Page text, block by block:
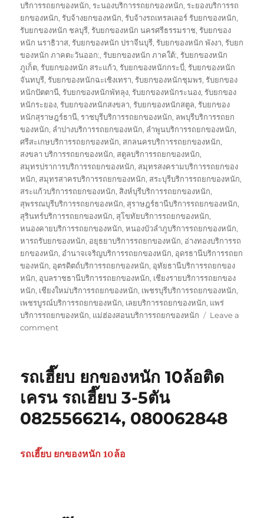
บริการรถยกของหนัก,ระนองบริการรถยกของหนัก,ระยองบริการรถ
ยกของหนัก,รับจ้างยกของหนัก,รับจ้างรถเทรลเลอร์ รับยกของหนัก,
รับยกของหนัก ชลบุรี,รับยกของหนัก นครศรีธรรมราช,รับยกของ
หนัก นราธิวาส,รับยกของหนัก ปราจีนบุรี,รับยกของหนัก พังงา,รับยก
ของหนัก ภาคตะวันออก:,รับยกของหนัก ภาคใต้:,รับยกของหนัก
ภูเก็ต,รับยกของหนัก สระแก้ว,รับยกของหนักกระบี่,รับยกของหนัก
จันทบุรี,รับยกของหนักฉะเชิงเทรา,รับยกของหนักชุมพร,รับยกของ
หนักปัตตานี,รับยกของหนักพัทลุง,รับยกของหนักระนอง,รับยกของ
หนักระยอง,รับยกของหนักสงขลา,รับยกของหนักสตูล,รับยกของ
หนักสุราษฎร์ธานี,ราชบุรีบริการรถยกของหนัก, ลพบุรีบริการรถยก
ของหนัก, ลำปางบริการรถยกของหนัก, ลำพูนบริการรถยกของหนัก,
ศรีสะเกษบริการรถยกของหนัก, สกลนครบริการรถยกของหนัก,
สงขลา บริการรถยกของหนัก, สตูลบริการรถยกของหนัก,
สมุทรปราการบริการรถยกของหนัก, สมุทรสงครามบริการรถยกของ
หนัก, สมุทรสาครบริการรถยกของหนัก, สระบุรีบริการรถยกของหนัก,
สระแก้วบริการรถยกของหนัก, สิงห์บุรีบริการรถยกของหนัก,
สุพรรณบุรีบริการรถยกของหนัก, สุราษฎร์ธานีบริการรถยกของหนัก,
สุรินทร์บริการรถยกของหนัก, สุโขทัยบริการรถยกของหนัก,
หนองคายบริการรถยกของหนัก,หนองบัวลำภูบริการรถยกของหนัก,
หารถรับยกของหนัก, อยุธยาบริการรถยกของหนัก, อ่างทองบริการรถ
ยกของหนัก, อำนาจเจริญบริการรถยกของหนัก, อุดรธานีบริการรถยก
ของหนัก, อุตรดิตถ์บริการรถยกของหนัก, อุทัยธานีบริการรถยกของ
หนัก, อุบลราชธานีบริการรถยกของหนัก, เชียงรายบริการรถยกของ
หนัก, เชียงใหม่บริการรถยกของหนัก, เพชรบุรีบริการรถยกของหนัก,
เพชรบูรณ์บริการรถยกของหนัก, เลยบริการรถยกของหนัก, แพร่
บริการรถยกของหนัก, แม่ฮ่องสอนบริการรถยกของหนัก
Leave a
commenton
ยก
ของ
10ล้อ
บรรทุก
ติด
รถ
รถเฮี๊ยบ ยกของหนัก 10ล้อติด
เครน รถเฮี๊ยบ 3-5ตัน
0825566214, 080062848
รถเฮี๊ยบ ยกของหนัก 10ล้อ